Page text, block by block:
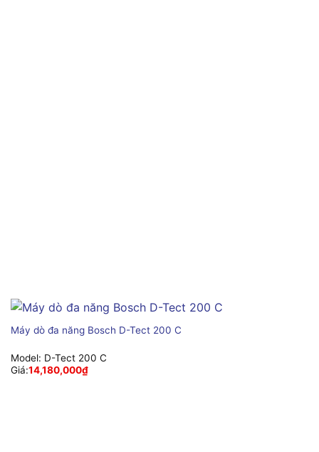
Máy dò đa năng Bosch D-Tect 200 C
Model: D-Tect 200 C
Giá:14,180,000₫